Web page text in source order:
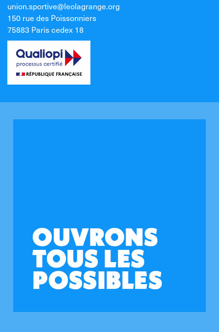
union.sportive@leolagrange.org
150 rue des Poissonniers
75883 Paris cedex 18